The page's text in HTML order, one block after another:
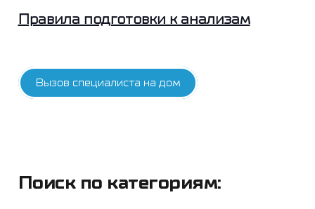
Правила подготовки к анализам
Вызов специалиста на дом
Поиск по категориям: